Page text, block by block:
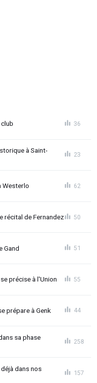
36
à Saint-
23
Westerlo 62
récital de Fernandez 50
Gand 51
précise à l'Union 55
prépare à Genk 44
sa phase
258
dans nos
157